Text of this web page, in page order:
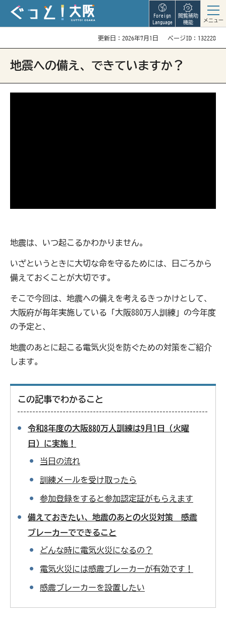
Foreign
Language
閲覧補助
機能
メニュー
更新日：2026年7月1日 ページID：132228
地震への備え、できていますか？
地震は、いつ起こるかわかりません。
いざというときに大切な命を守るためには、日ごろから
備えておくことが大切です。
そこで今回は、地震への備えを考えるきっかけとして、
大阪府が毎年実施している「大阪880万人訓練」の今年度
の予定と、
地震のあとに起こる電気火災を防ぐための対策をご紹介
します。
この記事でわかること
令和8年度の大阪880万人訓練は9月1日（火曜
日）に実施！
当日の流れ
訓練メールを受け取ったら
参加登録をすると参加認定証がもらえます
備えておきたい、地震のあとの火災対策 感震
ブレーカーでできること
どんな時に電気火災になるの？
電気火災には感震ブレーカーが有効です！
感震ブレーカーを設置したい